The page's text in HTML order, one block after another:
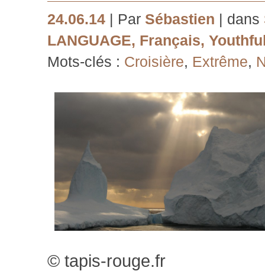
24.06.14 | Par Sébastien | dans
LANGUAGE, Français,
Mots-clés : Croisière, Extrême,
© tapis-rouge.fr